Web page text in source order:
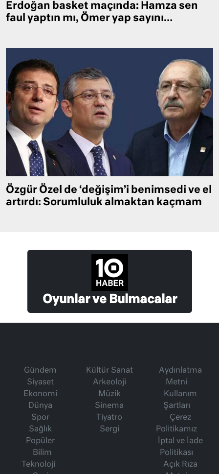
Erdoğan basket maçında: Hamza sen
faul yaptın mı, Ömer yap sayını…
Özgür Özel de ‘değişim’i benimsedi ve el
artırdı: Sorumluluk almaktan kaçmam
Oyunlar ve Bulmacalar
Gündem
Siyaset
Ekonomi
Dünya
Spor
Sağlık
Popüler
Bilim
Teknoloji
Kültür Sanat
Arkeoloji
Müzik
Sinema
Tiyatro
Sergi
Aydınlatma
Metni
Kullanım
Şartları
Çerez
Politikamız
İptal ve İade
Politikası
Açık Rıza